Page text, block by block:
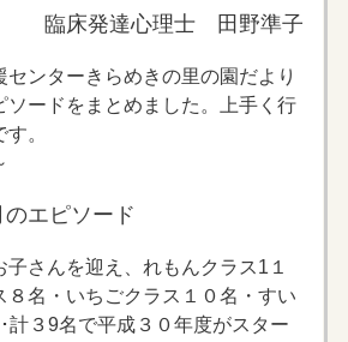
臨床発達心理士 田野準子
センターきらめきの里の園だより
ソードをまとめました。上手く行
。
エピソード
さんを迎え、れもんクラス1１
８名・いちごクラス１０名・すい
計３9名で平成３０年度がスター